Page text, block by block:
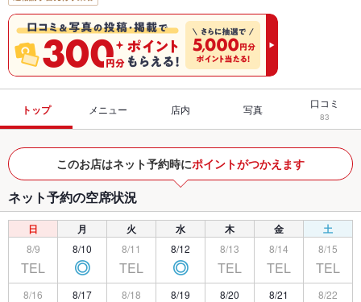
トップ メニュー 店内 写真 口コミ
83
このお店はネット予約時にポイントがつかえます
ネット予約の空席状況
日 月 火 水 木 金 土
8/9
TEL
8/10
◎
8/11
TEL
8/12
◎
8/13
TEL
8/14
TEL
8/15
TEL
8/16 8/17 8/18 8/19 8/20 8/21 8/22